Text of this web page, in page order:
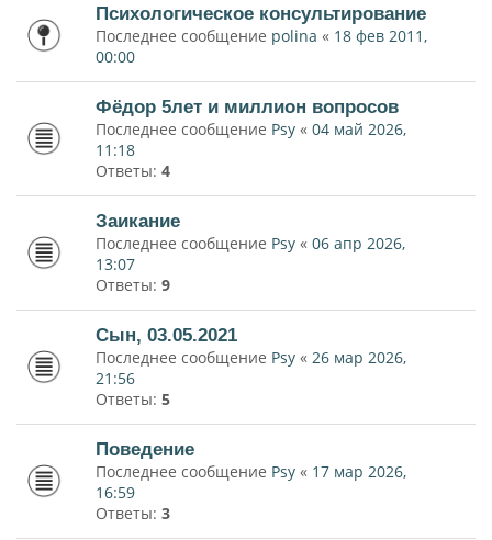
Психологическое консультирование
Последнее сообщение polina « 18 фев 2011,
00:00
Фёдор 5лет и миллион вопросов
Последнее сообщение Psy « 04 май 2026,
11:18
Ответы: 4
Заикание
Последнее сообщение Psy « 06 апр 2026,
13:07
Ответы: 9
Сын, 03.05.2021
Последнее сообщение Psy « 26 мар 2026,
21:56
Ответы: 5
Поведение
Последнее сообщение Psy « 17 мар 2026,
16:59
Ответы: 3